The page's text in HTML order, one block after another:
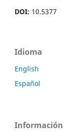
DOI: 10.5377
Idioma
English
Español
Información